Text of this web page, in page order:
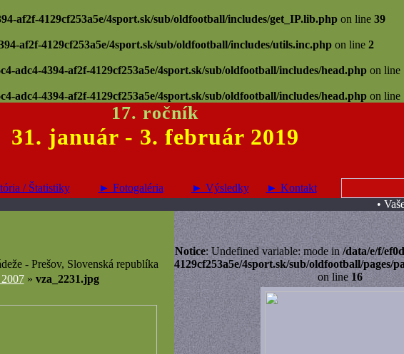
af2f-4129cf253a5e/4sport.sk/sub/oldfootball/includes/get_IP.lib.php on line 39
af2f-4129cf253a5e/4sport.sk/sub/oldfootball/includes/utils.inc.php on line 2
adc4-4394-af2f-4129cf253a5e/4sport.sk/sub/oldfootball/includes/head.php on line
adc4-4394-af2f-4129cf253a5e/4sport.sk/sub/oldfootball/includes/head.php on line
17. ročník
31. január - 3. február 2019
/ Štatistiky ► Fotogaléria ► Výsledky
► Kontakt
•
- Prešov, Slovenská republíka
» vza_2231.jpg
Notice: Undefined variable: mode in/data/e/f/
4129cf253a5e/4sport.sk/sub/oldfootball/pages/
on line16